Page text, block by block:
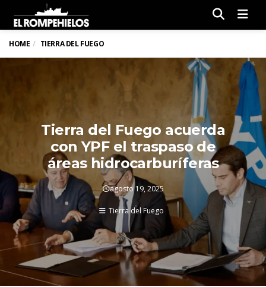
HOME TIERRA DEL FUEGO
Tierra del Fuego acuerda
con YPF el traspaso de
áreas hidrocarburíferas
agosto 19, 2025
Tierra del Fuego